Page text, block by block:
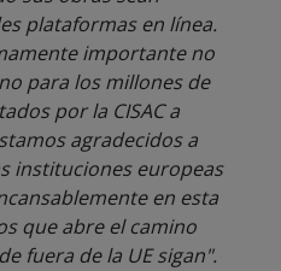
plataformas en línea.
importante no
para los millones de
por la CISAC a
agradecidos a
instituciones europeas
en esta
que abre el camino
fuera de la UE sigan".